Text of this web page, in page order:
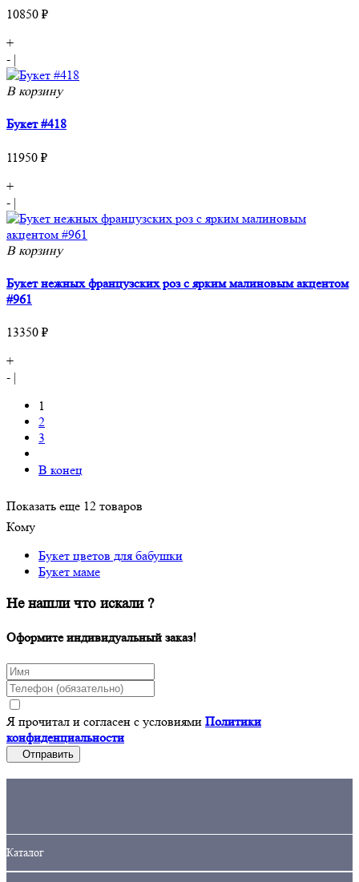
10850 ₽
+
- |
В корзину
Букет #418
11950 ₽
+
- |
В корзину
Букет нежных французских роз с ярким малиновым акцентом
#961
13350 ₽
+
- |
1
2
3
В конец
Показать еще 12 товаров
Кому
Букет цветов для бабушки
Букет маме
Не нашли что искали ?
Оформите индивидуальный заказ!
Я прочитал и согласен с условиями Политики
конфиденциальности
Отправить
Кaталог